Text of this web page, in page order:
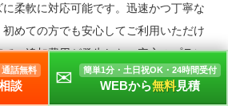
柔軟に対応可能です。迅速かつ丁寧な
めての方でも安心してご利用いただけ
、追加費用が発生しない安心のプラン
ひとりの状況やご要望に応じて最適なサ
話無料
相談 ✉ 簡単1分・土日祝OK・24時間受付
WEBから無料見積